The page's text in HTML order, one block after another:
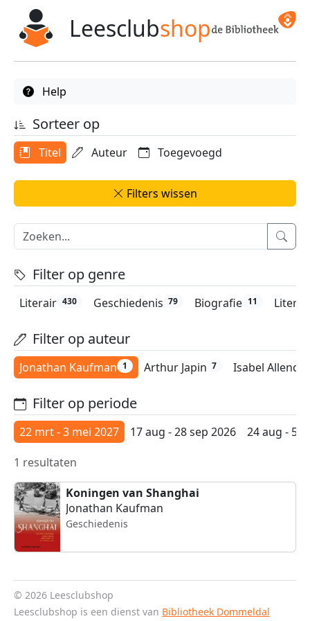
Leesclubshop
Help
Sorteer op
Titel Auteur Toegevoegd
Filters wissen
Filter op genre
Literair 430 Geschiedenis 79 Biografie 11
Filter op auteur
Arthur Japin 7 Isabel Allende
Jonathan Kaufman 1
Filter op periode
17 aug - 28 sep 2026 24 aug - 5
22 mrt - 3 mei 2027
1 resultaten
Koningen van Shanghai
Jonathan Kaufman
Geschiedenis
© 2026 Leesclubshop
Leesclubshop is een dienst van Bibliotheek Dommeldal